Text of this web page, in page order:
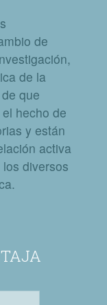
de
de la
que
hecho de
y están
activa
diversos